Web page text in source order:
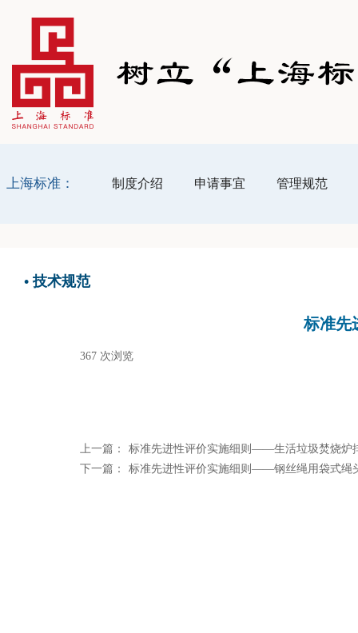
制度介绍 申请事宜 管理规范
上海标准：
标准先
367 次浏览
上一篇：
标准先进性评价实施细则——生活垃圾焚烧炉
下一篇：
标准先进性评价实施细则——钢丝绳用袋式绳
•技术规范